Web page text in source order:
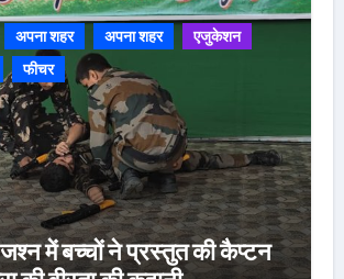
अपना शहर अपना शहर
एजुकेशन
फीचर
में बच्चों ने प्रस्तुत की कैप्टन